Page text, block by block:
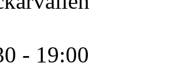
- 19:00